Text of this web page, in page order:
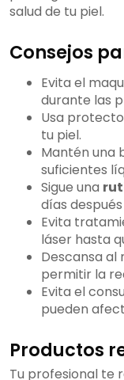
salud de tu piel.
Consejos
Evita el
durante las
Usa
tu piel.
Mantén una
suficientes
Sigue una
días
Evita
láser hasta
Descansa al
permitir la
Evita el
pueden
Productos
Tu profesional te